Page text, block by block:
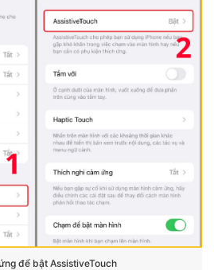
để bật AssistiveTouch